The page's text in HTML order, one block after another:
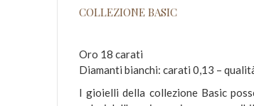
COLLEZIONE BASIC
Oro 18 carati
Diamanti bianchi: carati 0,13 –
I gioielli della collezione Basic